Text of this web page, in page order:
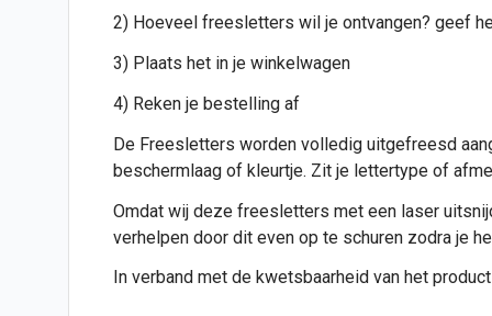
2) Hoeveel freesletters wil je ontvangen? geef
3) Plaats het in je winkelwagen
4) Reken je bestelling af
De Freesletters worden volledig uitgefreesd
beschermlaag of kleurtje. Zit je lettertype of
Omdat wij deze freesletters met een laser
verhelpen door dit even op te schuren zodra je
In verband met de kwetsbaarheid van het